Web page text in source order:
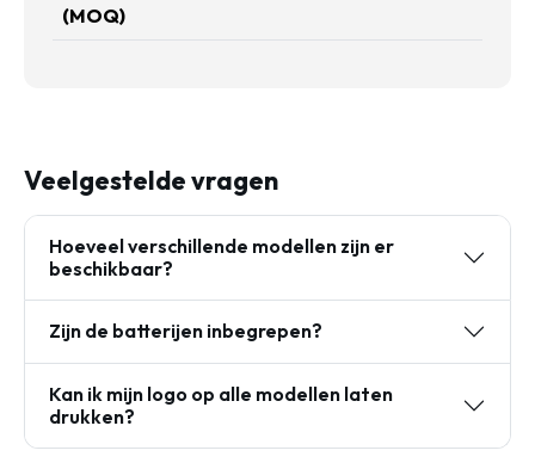
(MOQ)
Veelgestelde vragen
Hoeveel verschillende modellen zijn er
beschikbaar?
Zijn de batterijen inbegrepen?
Kan ik mijn logo op alle modellen laten
drukken?